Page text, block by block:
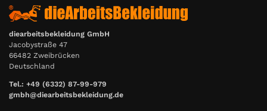
diearbeitsbekleidung GmbH
Jacobystraße 47
66482 Zweibrücken
Deutschland
Tel.: +49 (6332) 87-99-979
gmbh@diearbeitsbekleidung.de